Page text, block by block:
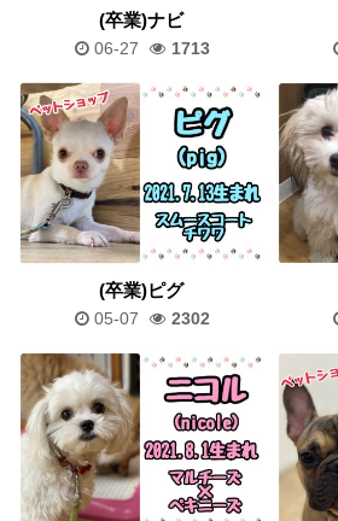
(卒業)ナビ
06-27 1713
(卒業)ピグ
05-07 2302